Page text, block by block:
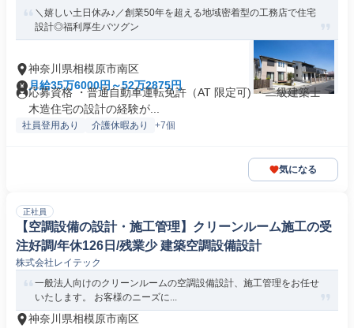
＼嬉しい土日休み♪／創業50年を超える地域密着型の工務店で住宅
設計◎福利厚生バツグン
神奈川県相模原市南区
月給35万6000円～52万2875円
応募資格 ・普通自動車運転免許（AT 限定可) ・二級建築士 ・
木造住宅の設計の経験が...
社員登用あり 介護休暇あり +7個
気になる
正社員
【空調設備の設計・施工管理】クリーンルーム施工の受
注好調/年休126日/残業少 建築空調設備設計
株式会社レイテック
一般法人向けのクリーンルームの空調設備設計、施工管理をお任せ
いたします。 お客様のニーズに...
神奈川県相模原市南区